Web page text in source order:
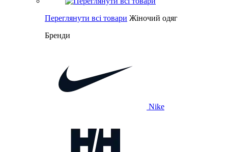
Переглянути всі товари Жіночий одяг
Бренди
Nike